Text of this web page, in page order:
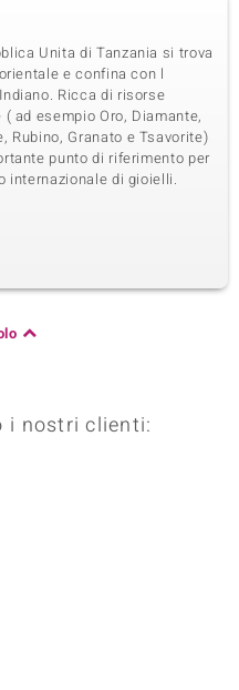
Unita di Tanzania si trova
e confina con l
Ricca di risorse
( ad esempio Oro, Diamante,
Rubino, Granato e Tsavorite)
punto di riferimento per
internazionale di gioielli.
i nostri clienti: